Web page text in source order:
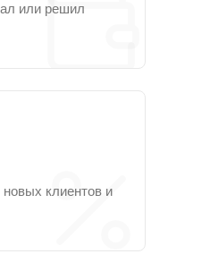
или решил
клиентов и